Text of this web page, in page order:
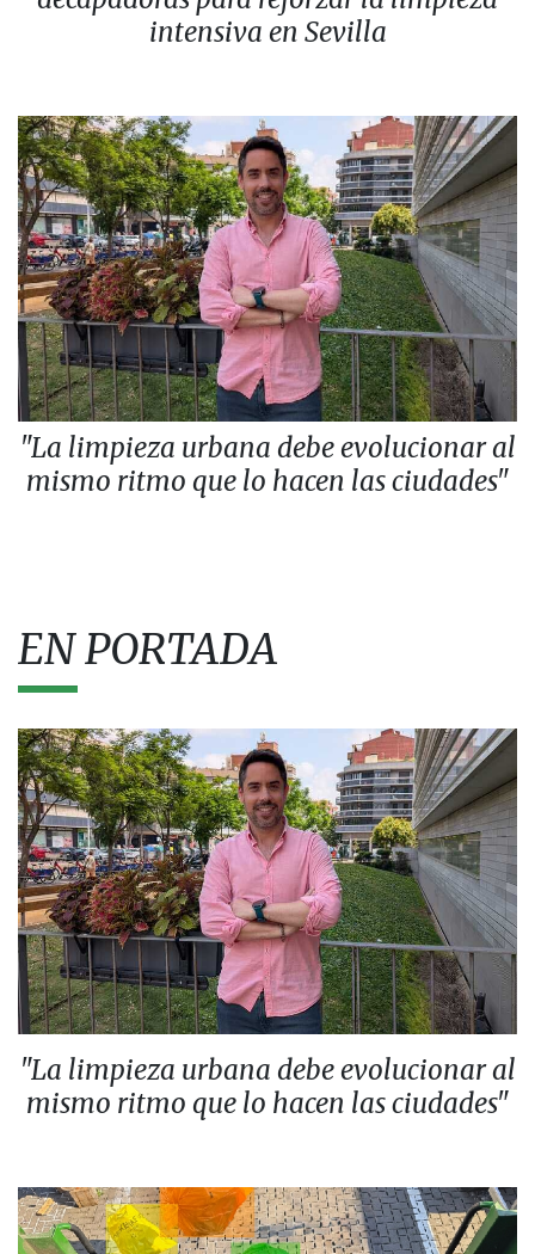
intensiva en Sevilla
"La limpieza urbana debe evolucionar al
mismo ritmo que lo hacen las ciudades"
EN PORTADA
"La limpieza urbana debe evolucionar al
mismo ritmo que lo hacen las ciudades"